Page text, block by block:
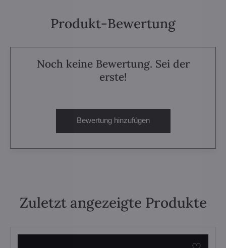
Produkt-Bewertung
Noch keine Bewertung. Sei der
erste!
Bewertung hinzufügen
Zuletzt angezeigte Produkte